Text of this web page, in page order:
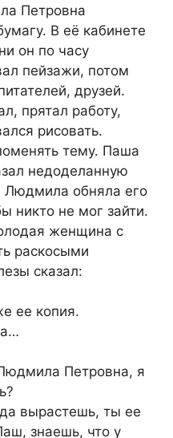
Петровна
В её кабинете
он по часу
пейзажи, потом
друзей.
прятал работу,
рисовать.
тему. Паша
недоделанную
Людмила обняла его
никто не мог зайти.
женщина с
раскосыми
сказал:
ее копия.
Петровна, я
вырастешь, ты ее
знаешь, что у